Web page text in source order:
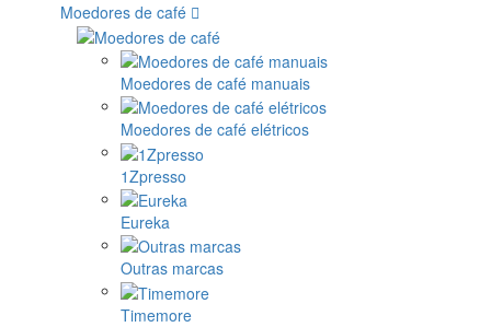
Moedores de café
Moedores de café manuais
Moedores de café elétricos
1Zpresso
Eureka
Outras marcas
Timemore